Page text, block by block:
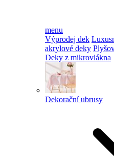
menu
Výprodej dek
akrylové deky
Deky z mikrovlákna
Dekorační ubrusy